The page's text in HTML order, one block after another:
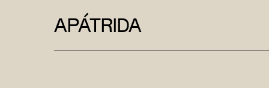
APÁTRIDA